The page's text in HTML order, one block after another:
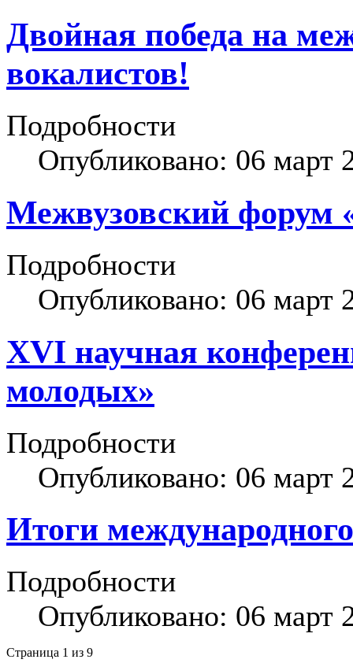
Двойная победа на
вокалистов!
Подробности
Опубликовано: 06 март
Межвузовский форум
Подробности
Опубликовано: 06 март
XVI научная
молодых»
Подробности
Опубликовано: 06 март
Итоги
Подробности
Опубликовано: 06 март
Страница 1 из 9